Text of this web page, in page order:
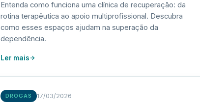
Entenda como funciona uma clínica de recuperação: da
rotina terapêutica ao apoio multiprofissional. Descubra
como esses espaços ajudam na superação da
dependência.
Ler mais
DROGAS 17/03/2026